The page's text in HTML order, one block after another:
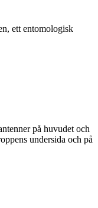
ett entomologisk
på huvudet och
undersida och på